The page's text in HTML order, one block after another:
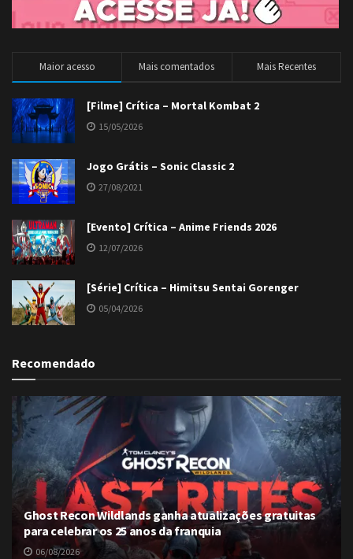
Maior acesso Mais comentados Mais Recentes
[Filme] Crítica – Mortal Kombat 2
15/05/2026
Jogo Grátis – Sonic Classic 2
27/08/2021
[Evento] Crítica – Anime Friends 2026
12/07/2026
[Série] Crítica – Himitsu Sentai Gorenger
05/04/2026
Recomendado
Ghost Recon Wildlands ganha atualizações gratuitas
para celebrar os 25 anos da franquia
06/08/2026